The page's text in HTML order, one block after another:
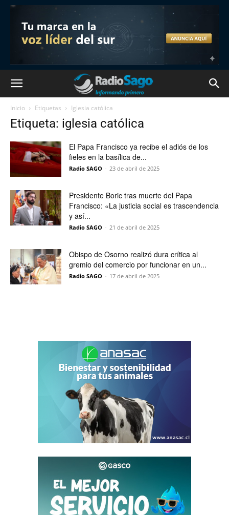
Inicio Etiquetas Iglesia católica
Etiqueta: iglesia católica
El Papa Francisco ya recibe el adiós de los
fieles en la basílica de...
Radio SAGO - 23 de abril de 2025
Presidente Boric tras muerte del Papa
Francisco: «La justicia social es trascendencia
y así...
Radio SAGO - 21 de abril de 2025
Obispo de Osorno realizó dura crítica al
gremio del comercio por funcionar en un...
Radio SAGO - 17 de abril de 2025